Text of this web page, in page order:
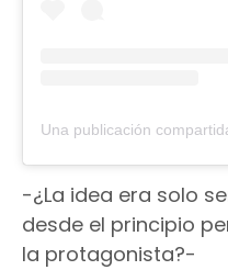
-¿La idea era solo
desde el principio
la protagonista?-